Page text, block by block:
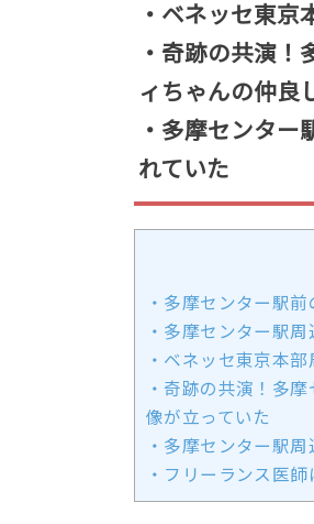
・ベネッセ東京
・奇跡の共演
ィちゃんの仲良
・多摩センタ
れていた
・多摩センター駅
・多摩センター駅
・ベネッセ東京本
・奇跡の共演！多
像が立っていた
・多摩センター駅
・フリーランス医